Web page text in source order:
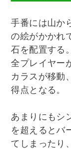
手番には山か
の絵がかかれ
石を配置する。
全プレイヤー
カラスが移動
得点となる。
あまりにもシ
を超えるとバ
てしまったり